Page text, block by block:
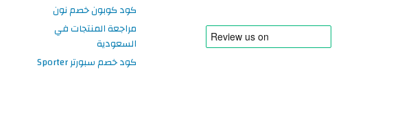
كود كوبون خصم نون
مراجعة المنتجات في
السعودية
كود خصم سبورتر Sporter